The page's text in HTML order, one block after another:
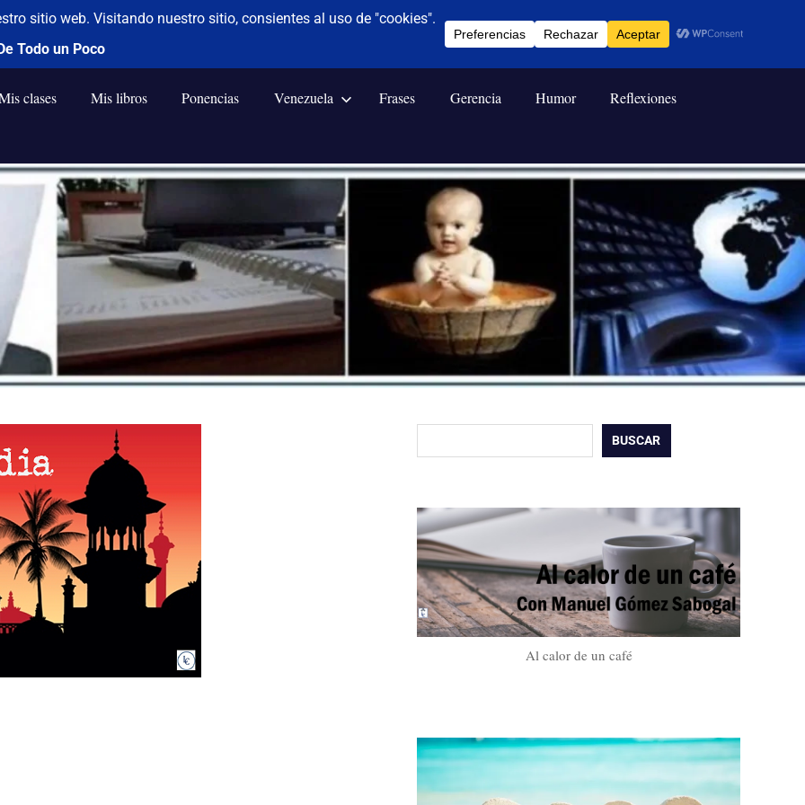
clases Mis libros Ponencias Venezuela Frases Gerencia Humor Reflexiones
BUSCAR
Al calor de un café